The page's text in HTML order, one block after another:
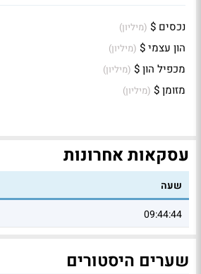
נכסים $ (מיליון)
הון עצמי $ (מיליון)
מכפיל הון $ (מיליון)
מזומן $ (מיליון)
עסקאות אחרונות
שעה
09:44:44
שערים היסטורים